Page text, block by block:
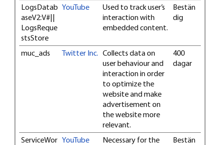
LogsDatab
aseV2:V#||
LogsReque
stsStore
YouTube
Used to track user’s
interaction with
embedded content.
Bestän
dig
muc_ads Twitter Inc. Collects data on
user behaviour and
interaction in order
to optimize the
website and make
advertisement on
the website more
relevant.
400
dagar
ServiceWor YouTube
Necessary for the
Bestän